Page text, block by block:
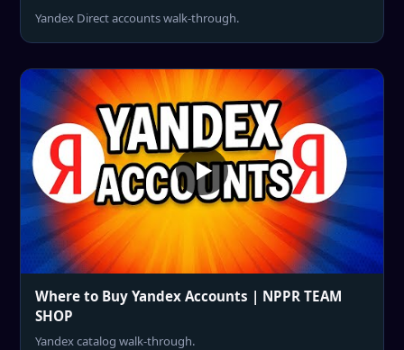
Yandex Direct accounts walk-through.
Where to Buy Yandex Accounts | NPPR TEAM
SHOP
Yandex catalog walk-through.